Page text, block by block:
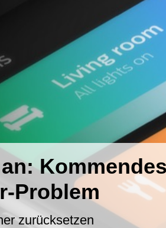
Problem
zurücksetzen